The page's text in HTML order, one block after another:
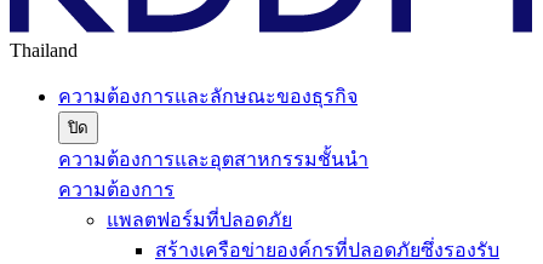
Thailand
ความต้องการและลักษณะของธุรกิจ
ปิด
ความต้องการและอุตสาหกรรมชั้นนำ
ความต้องการ
แพลตฟอร์มที่ปลอดภัย
สร้างเครือข่ายองค์กรที่ปลอดภัยซึ่งรองรับ